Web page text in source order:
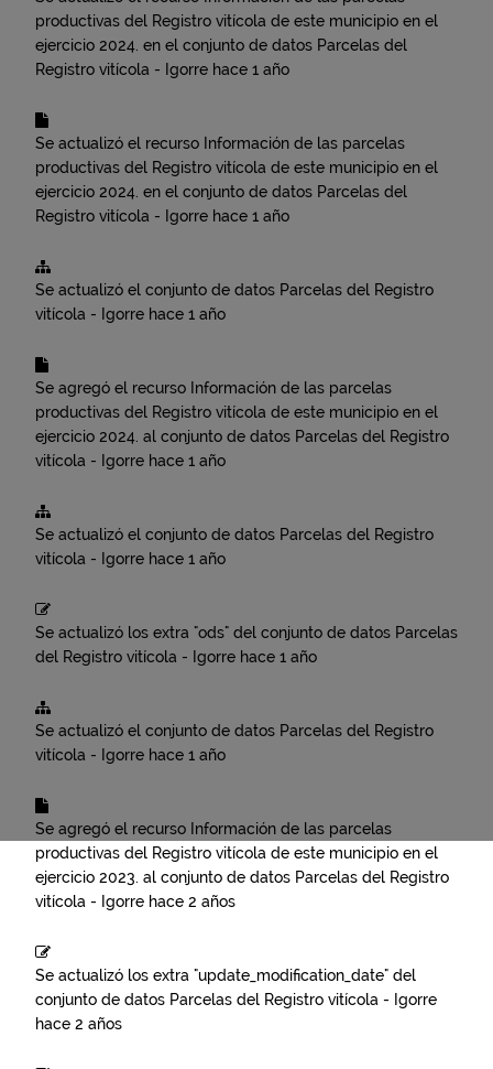
productivas del Registro vitícola de este municipio en el
ejercicio 2024. en el conjunto de datos Parcelas del
Registro vitícola - Igorre hace 1 año
Se actualizó el recurso Información de las parcelas
productivas del Registro vitícola de este municipio en el
ejercicio 2024. en el conjunto de datos Parcelas del
Registro vitícola - Igorre hace 1 año
Se actualizó el conjunto de datos Parcelas del Registro
vitícola - Igorre hace 1 año
Se agregó el recurso Información de las parcelas
productivas del Registro vitícola de este municipio en el
ejercicio 2024. al conjunto de datos Parcelas del Registro
vitícola - Igorre hace 1 año
Se actualizó el conjunto de datos Parcelas del Registro
vitícola - Igorre hace 1 año
Se actualizó los extra "ods" del conjunto de datos Parcelas
del Registro vitícola - Igorre hace 1 año
Se actualizó el conjunto de datos Parcelas del Registro
vitícola - Igorre hace 1 año
Se agregó el recurso Información de las parcelas
productivas del Registro vitícola de este municipio en el
ejercicio 2023. al conjunto de datos Parcelas del Registro
vitícola - Igorre hace 2 años
Se actualizó los extra "update_modification_date" del
conjunto de datos Parcelas del Registro vitícola - Igorre
hace 2 años